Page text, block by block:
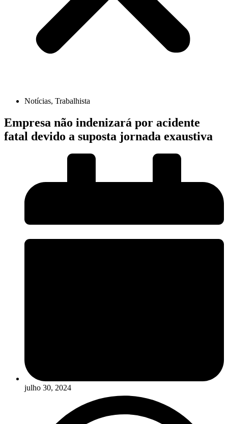
Notícias, Trabalhista
Empresa não indenizará por acidente
fatal devido a suposta jornada exaustiva
julho 30, 2024